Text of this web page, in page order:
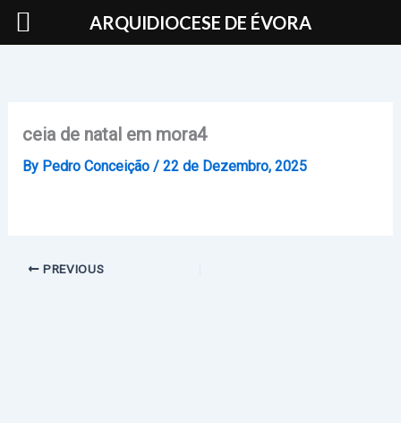
Skip
ceia de natal em mora4
By Pedro Conceição / 22 de Dezembro, 2025
PREVIOUS
ARQUIDIOCESE DE ÉVORA